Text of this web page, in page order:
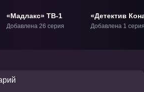
«Мадлакс» ТВ-1
Добавлена 26 серия
«Детектив
Охота на
Добавлена 1